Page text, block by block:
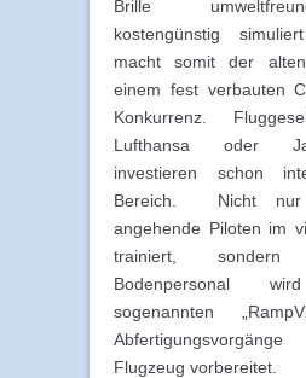
Brille
kostengünstig
macht somit der
einem fest verbauten
Konkurrenz.
Lufthansa oder
investieren schon
Bereich. Nicht nur
angehende Piloten im
trainiert,
Bodenpersonal
sogenannten
Flugzeug vorbereitet.